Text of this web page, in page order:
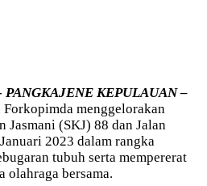
PANGKAJENE KEPULAUAN –
menggelorakan
Jasmani (SKJ) 88 dan Jalan
2023 dalam rangka
tubuh serta mempererat
olahraga bersama.